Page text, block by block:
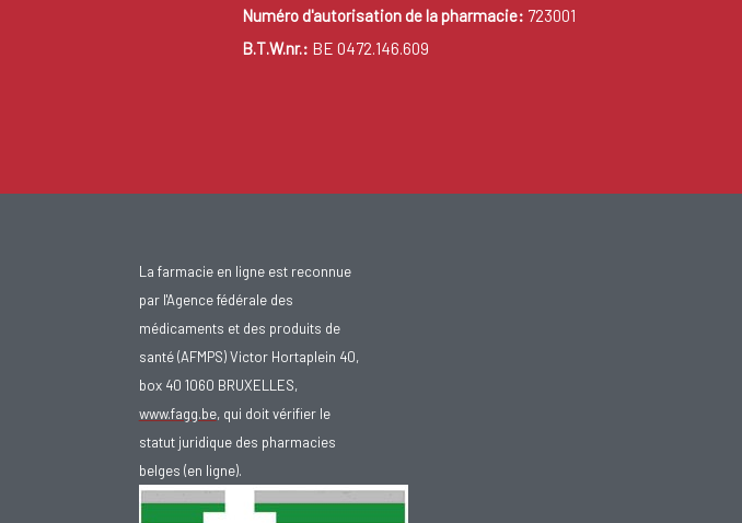
Numéro d'autorisation de la pharmacie: 723001
B.T.W.nr.: BE 0472.146.609
La farmacie en ligne est reconnue
par l'Agence fédérale des
médicaments et des produits de
santé (AFMPS) Victor Hortaplein 40,
box 40 1060 BRUXELLES,
www.fagg.be, qui doit vérifier le
statut juridique des pharmacies
belges (en ligne).